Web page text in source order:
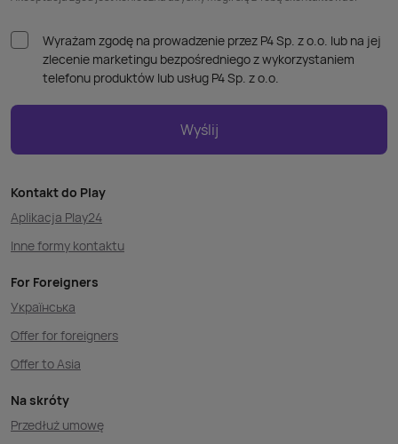
Wyrażam zgodę na prowadzenie przez P4 Sp. z o.o. lub na jej
zlecenie marketingu bezpośredniego z wykorzystaniem
telefonu produktów lub usług P4 Sp. z o.o.
Wyślij
Kontakt do Play
Aplikacja Play24
Inne formy kontaktu
For Foreigners
Українська
Offer for foreigners
Offer to Asia
Na skróty
Przedłuż umowę